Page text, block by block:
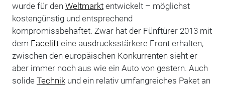
wurde für den Weltmarktentwickelt – möglichst
kostengünstig und entsprechend
kompromissbehaftet. Zwar hat der Fünftürer 2013 mit
dem Facelifteine ausdrucksstärkere Front erhalten,
zwischen den europäischen Konkurrenten sieht er
aber immer noch aus wie ein Auto von gestern. Auch
solide Technikund ein relativ umfangreiches Paket an